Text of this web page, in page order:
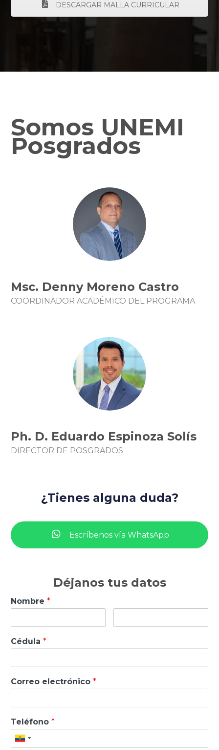
DESCARGAR MALLA CURRICULAR
Somos UNEMI
Posgrados
Msc. Denny Moreno Castro
COORDINADOR ACADÉMICO DEL PROGRAMA
Ph. D. Eduardo Espinoza Solís
DIRECTOR DE POSGRADOS
¿Tienes alguna duda?
Escríbenos vía WhatsApp
Déjanos tus datos
Nombre*
Cédula*
Correo electrónico*
Teléfono*